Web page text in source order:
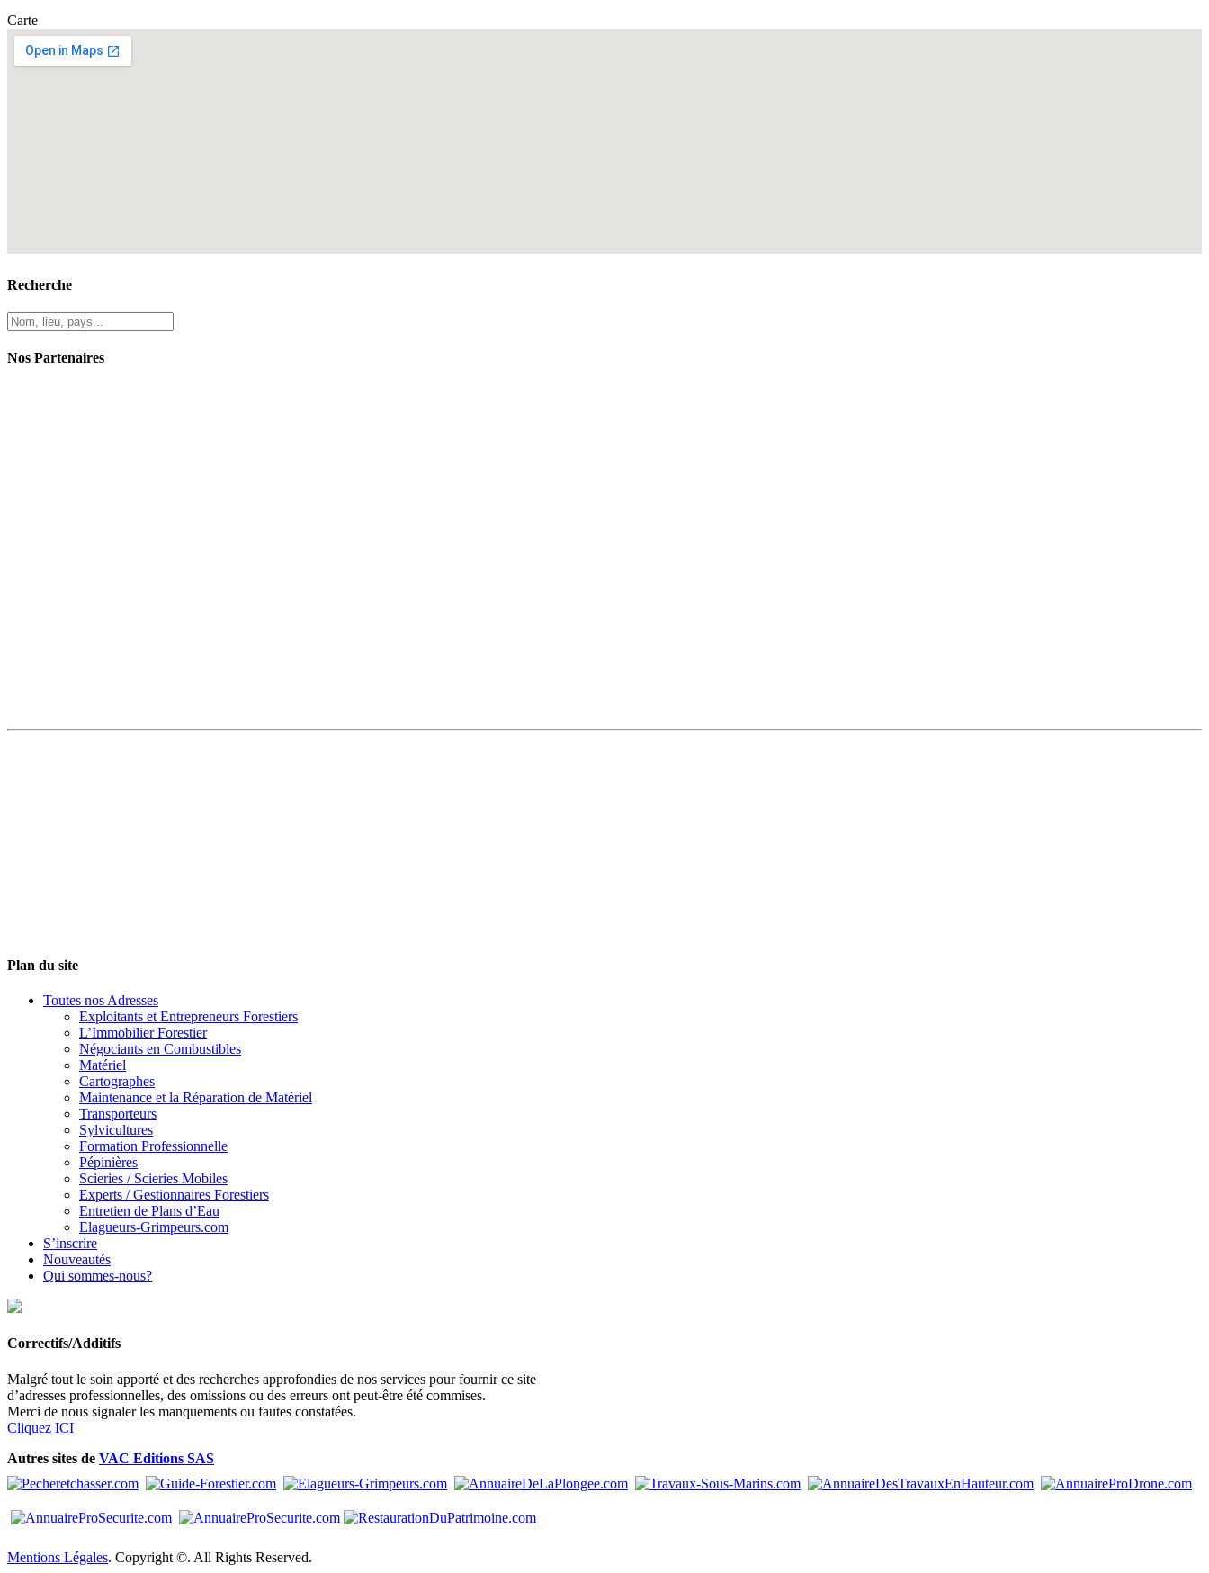
Carte
Recherche
Nos Partenaires
Plan du site
Toutes nos Adresses
Exploitants et Entrepreneurs Forestiers
L’Immobilier Forestier
Négociants en Combustibles
Matériel
Cartographes
Maintenance et la Réparation de Matériel
Transporteurs
Sylvicultures
Formation Professionnelle
Pépinières
Scieries / Scieries Mobiles
Experts / Gestionnaires Forestiers
Entretien de Plans d’Eau
Elagueurs-Grimpeurs.com
S’inscrire
Nouveautés
Qui sommes-nous?
Correctifs/Additifs
Malgré tout le soin apporté et des recherches approfondies de nos services pour fournir ce site
d’adresses professionnelles, des omissions ou des erreurs ont peut-être été commises.
Merci de nous signaler les manquements ou fautes constatées.
Cliquez ICI
Autres sites de VAC Editions SAS
Mentions Légales. Copyright ©. All Rights Reserved.